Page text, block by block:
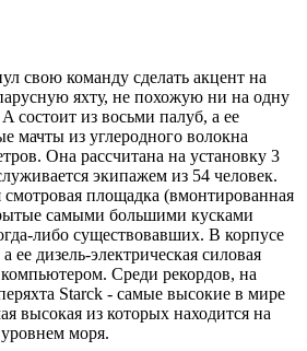
свою команду сделать акцент на
яхту, не похожую ни на одну
состоит из восьми палуб, а ее
мачты из углеродного волокна
Она рассчитана на установку 3
экипажем из 54 человек.
смотровая площадка (вмонтированная
самыми большими кусками
либо существовавших. В корпусе
ее дизель-электрическая силовая
компьютером. Среди рекордов, на
Starck - самые высокие в мире
высокая из которых находится на
моря.